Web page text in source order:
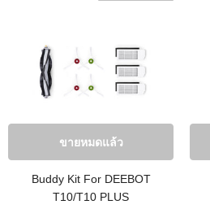
ขายหมดแล้ว
Buddy Kit For DEEBOT
T10/T10 PLUS